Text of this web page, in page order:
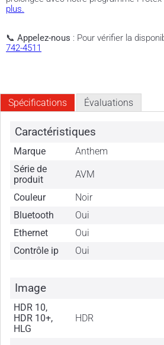
plus.
📞 Appelez-nous : Pour vérifier la
742-4511
Spécifications Évaluations
Caractéristiques
Marque
Anthem
Série de
produit
AVM
Couleur
Noir
Bluetooth
Oui
Ethernet
Oui
Contrôle ip
Oui
Image
HDR 10,
HDR 10+,
HLG
HDR